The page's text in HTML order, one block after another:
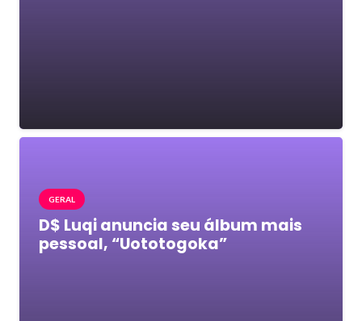
GERAL
D$ Luqi anuncia seu álbum mais
pessoal, “Uototogoka”